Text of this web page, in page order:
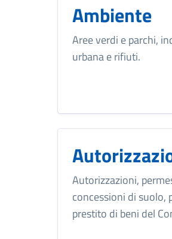
Ambiente
Aree verdi e parchi,
urbana e rifiuti.
Autorizzazioni,
concessioni di suolo,
prestito di beni del